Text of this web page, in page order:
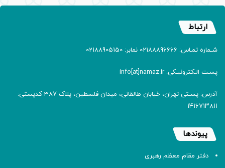
ارتباط
شـماره تمـاس: 02188896666 نمابر: 02188905150
پسـت الـکترونیـکی: info[at]namaz.ir
آدرس: پسـتی تهران، خیابان طالقانی، میدان فلسطین، پلاک 387 کدپستی:
۱۴۱۶۷۱۳۸۱۱
پیوندها
دفتر مقام معظم رهبری